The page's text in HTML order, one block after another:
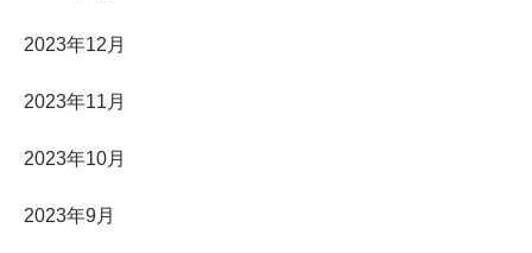
2023年12月
2023年11月
2023年10月
2023年9月